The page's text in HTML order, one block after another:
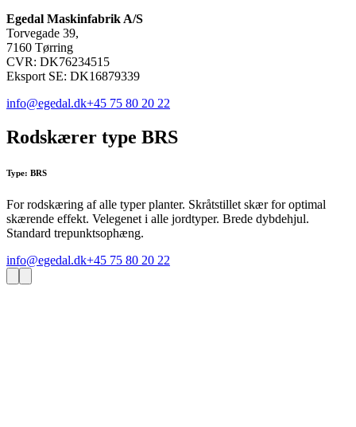
Egedal Maskinfabrik A/S
Torvegade 39,
7160 Tørring
CVR: DK76234515
Eksport SE: DK16879339
info@egedal.dk+45 75 80 20 22
Rodskærer type BRS
Type: BRS
For rodskæring af alle typer planter. Skråtstillet skær for optimal
skærende effekt. Velegenet i alle jordtyper. Brede dybdehjul.
Standard trepunktsophæng.
info@egedal.dk+45 75 80 20 22